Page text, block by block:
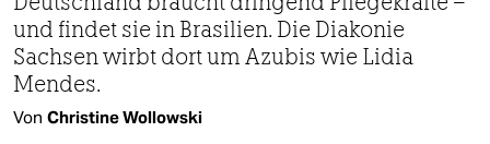
und findet sie in Brasilien. Die Diakonie
Sachsen wirbt dort um Azubis wie Lidia
Mendes.
Von Christine Wollowski